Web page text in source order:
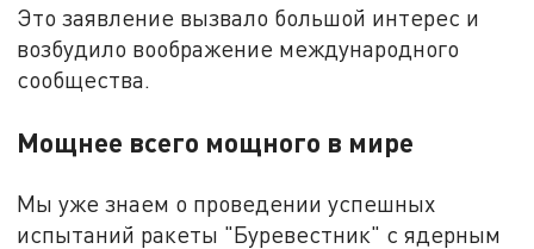
Это заявление вызвало большой интерес и
возбудило воображение международного
сообщества.
Мощнее всего мощного в мире
Мы уже знаем о проведении успешных
испытаний ракеты "Буревестник" с ядерным